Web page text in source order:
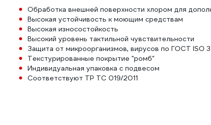
Обработка внешней поверхности хлором для
Высокая устойчивость к моющим средствам
Высокая износостойкость
Высокий уровень тактильной чувствительности
Защита от микроорганизмов, вирусов по ГОСТ
Текстурированные покрытие "ромб"
Индивидуальная упаковка с подвесом
Соответствуют ТР ТС 019/2011